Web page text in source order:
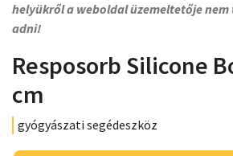
helyükről a weboldal üzemeltetője
adni!
Resposorb Silicone
cm
gyógyászati segédeszköz